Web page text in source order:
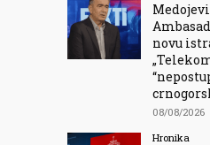
novu
08/08/2026
Hronika